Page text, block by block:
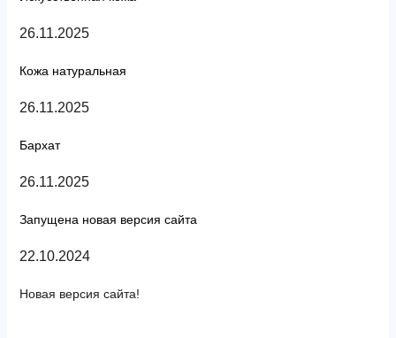
26.11.2025
Кожа натуральная
26.11.2025
Бархат
26.11.2025
Запущена новая версия сайта
22.10.2024
Новая версия сайта!